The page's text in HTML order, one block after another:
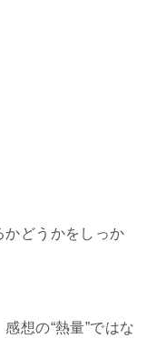
かどうかをしっか
想の“熱量”ではな